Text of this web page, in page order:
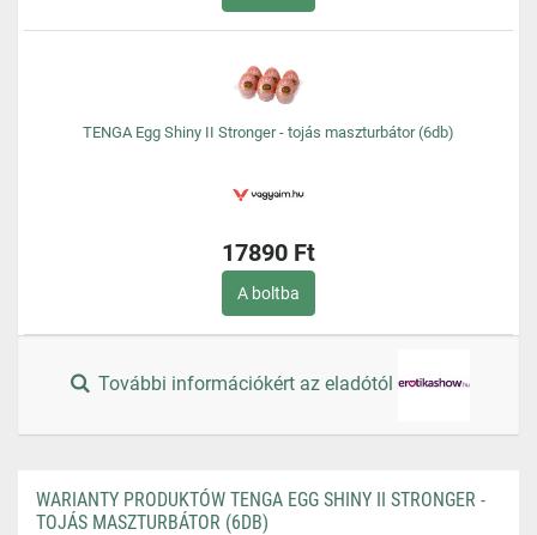
TENGA Egg Shiny II Stronger - tojás maszturbátor (6db)
17890 Ft
A boltba
További információkért az eladótól
WARIANTY PRODUKTÓW TENGA EGG SHINY II STRONGER -
TOJÁS MASZTURBÁTOR (6DB)